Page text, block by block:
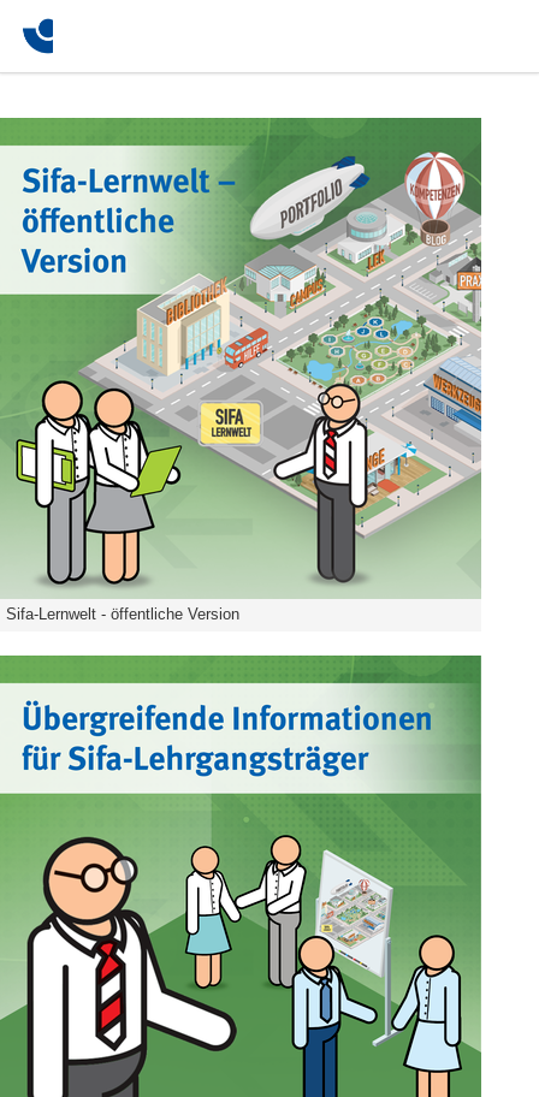
Sifa-Lernwelt - öffentliche Version